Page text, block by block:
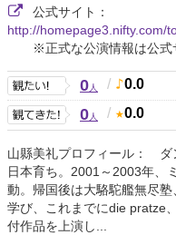
公式サイト：
http://homepage3.nifty.com/
※正式な公演情報は公式
0人 / 0.0
0人 / 0.0
山縣美礼プロフィール： ダ
日本育ち。2001～2003年、
動。帰国後は大駱駝艦無尽
学び、これまでにdie pratze
付作品を上演し...